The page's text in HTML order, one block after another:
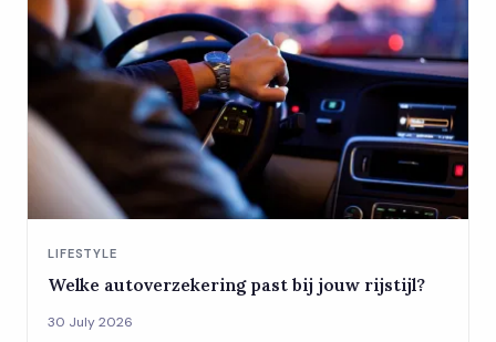
LIFESTYLE
Welke autoverzekering past bij jouw rijstijl?
30 July 2026